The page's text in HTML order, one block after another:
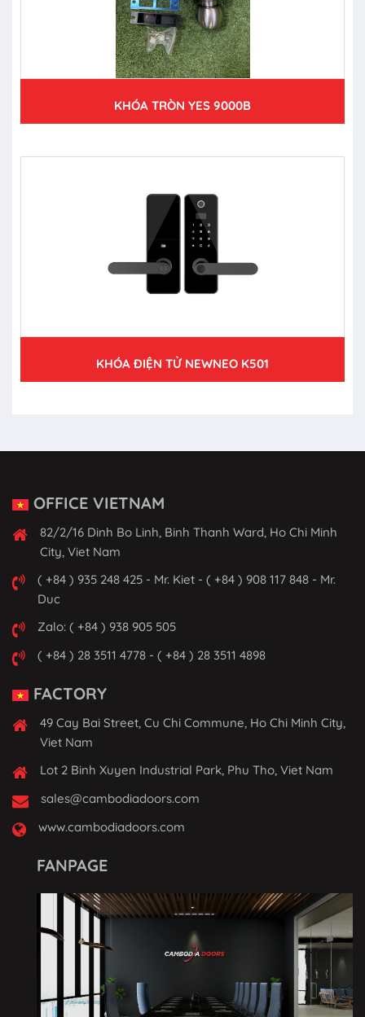
KHÓA TRÒN YES 9000B
KHÓA ĐIỆN TỬ NEWNEO K501
OFFICE VIETNAM
82/2/16 Dinh Bo Linh, Binh Thanh Ward, Ho Chi Minh
City, Viet Nam
( +84 ) 935 248 425 - Mr. Kiet - ( +84 ) 908 117 848 - Mr.
Duc
Zalo: ( +84 ) 938 905 505
( +84 ) 28 3511 4778 - ( +84 ) 28 3511 4898
FACTORY
49 Cay Bai Street, Cu Chi Commune, Ho Chi Minh City,
Viet Nam
Lot 2 Binh Xuyen Industrial Park, Phu Tho, Viet Nam
sales@cambodiadoors.com
www.cambodiadoors.com
FANPAGE